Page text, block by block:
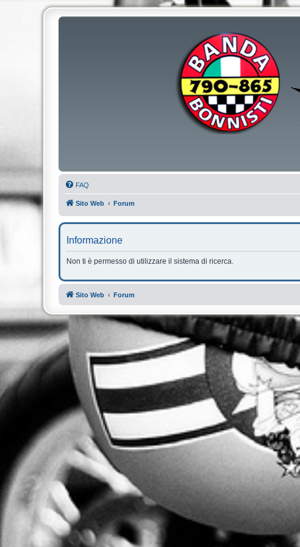
FAQ
Sito Web Forum
Informazione
Non ti è permesso di utilizzare il sistema di ricerca.
Sito Web Forum